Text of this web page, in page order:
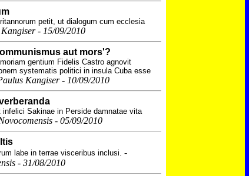
petit, ut dialogum cum ecclesia
- 15/09/2010
aut mors'?
gentium Fidelis Castro agnovit
systematis politici in insula Cuba esse
Kangiser - 10/09/2010
infelici Sakinae in Perside damnatae vita
- 05/09/2010
labe in terrae visceribus inclusi. -
- 31/08/2010